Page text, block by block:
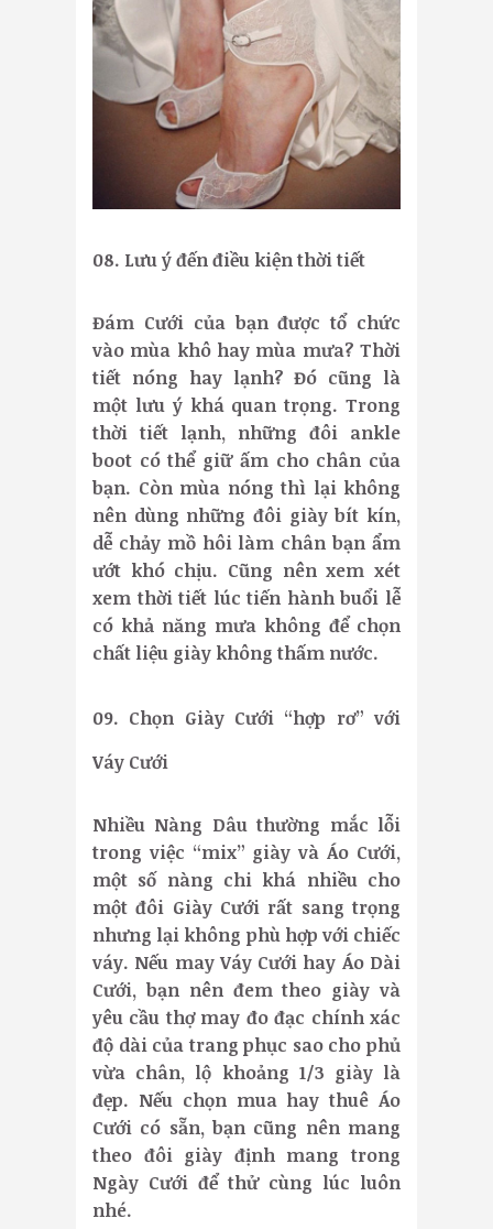
08. Lưu ý đến điều kiện thời tiết
Đám Cưới của bạn được tổ chức
vào mùa khô hay mùa mưa? Thời
tiết nóng hay lạnh? Đó cũng là
một lưu ý khá quan trọng. Trong
thời tiết lạnh, những đôi ankle
boot có thể giữ ấm cho chân của
bạn. Còn mùa nóng thì lại không
nên dùng những đôi giày bít kín,
dễ chảy mồ hôi làm chân bạn ẩm
ướt khó chịu. Cũng nên xem xét
xem thời tiết lúc tiến hành buổi lễ
có khả năng mưa không để chọn
chất liệu giày không thấm nước.
09. Chọn Giày Cưới “hợp rơ” với
Váy Cưới
Nhiều Nàng Dâu thường mắc lỗi
trong việc “mix” giày và Áo Cưới,
một số nàng chi khá nhiều cho
một đôi Giày Cưới rất sang trọng
nhưng lại không phù hợp với chiếc
váy. Nếu may Váy Cưới hay Áo Dài
Cưới, bạn nên đem theo giày và
yêu cầu thợ may đo đạc chính xác
độ dài của trang phục sao cho phủ
vừa chân, lộ khoảng 1/3 giày là
đẹp. Nếu chọn mua hay thuê Áo
Cưới có sẵn, bạn cũng nên mang
theo đôi giày định mang trong
Ngày Cưới để thử cùng lúc luôn
nhé.